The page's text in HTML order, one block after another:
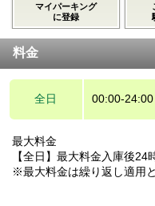
マイパーキング
に登録
料金
全日 00:00-
最大料金
【全日】最大料金入庫後24
※最大料金は繰り返し適用